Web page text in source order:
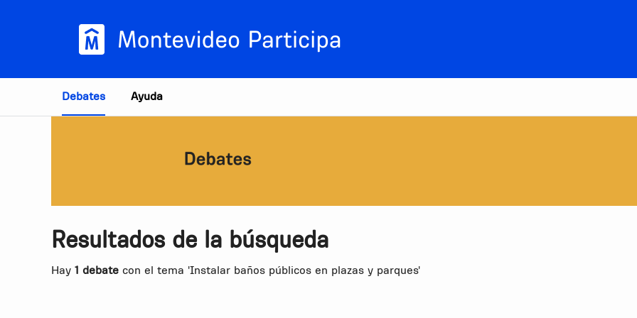
Debates Ayuda
Resultados de la búsqueda
Hay 1 debate con el tema 'Instalar baños públicos en plazas y parques'